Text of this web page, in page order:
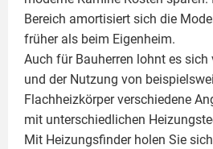
Bereich amortisiert sich die
früher als beim Eigenheim.
Auch für Bauherren lohnt es sich
und der Nutzung von
Flachheizkörperverschiedene
mit unterschiedlichen
Mit Heizungsfinder holen Sie